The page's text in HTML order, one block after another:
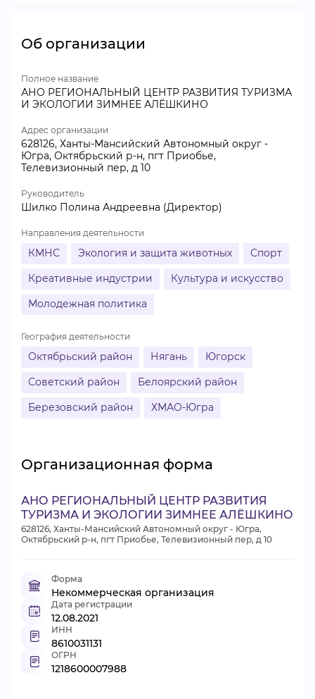
Об организации
Полное название
АНО РЕГИОНАЛЬНЫЙ ЦЕНТР РАЗВИТИЯ ТУРИЗМА
И ЭКОЛОГИИ ЗИМНЕЕ АЛЁШКИНО
Адрес организации
628126, Ханты-Мансийский Автономный округ -
Югра, Октябрьский р-н, пгт Приобье,
Телевизионный пер, д 10
Руководитель
Шилко Полина Андреевна (Директор)
Направления деятельности
КМНС Экология и защита животных
Спорт
Креативные индустрии
Культура и искусство
Молодежная политика
География деятельности
Октябрьский район Нягань
Югорск
Советский район
Белоярский район
Березовский район
ХМАО-Югра
Организационная форма
АНО РЕГИОНАЛЬНЫЙ ЦЕНТР РАЗВИТИЯ
ТУРИЗМА И ЭКОЛОГИИ ЗИМНЕЕ АЛЁШКИНО
628126, Ханты-Мансийский Автономный округ - Югра,
Октябрьский р-н, пгт Приобье, Телевизионный пер, д 10
Форма
Некоммерческая организация
Дата регистрации
12.08.2021
ИНН
8610031131
ОГРН
1218600007988